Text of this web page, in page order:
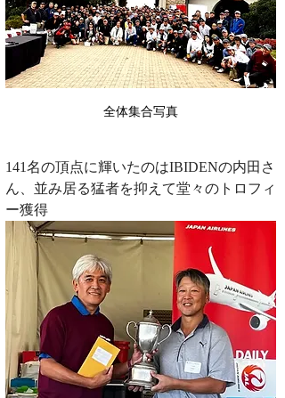
全体集合写真
141名の頂点に輝いたのはIBIDENの内田さ
ん、並み居る猛者を抑えて堂々のトロフィ
ー獲得